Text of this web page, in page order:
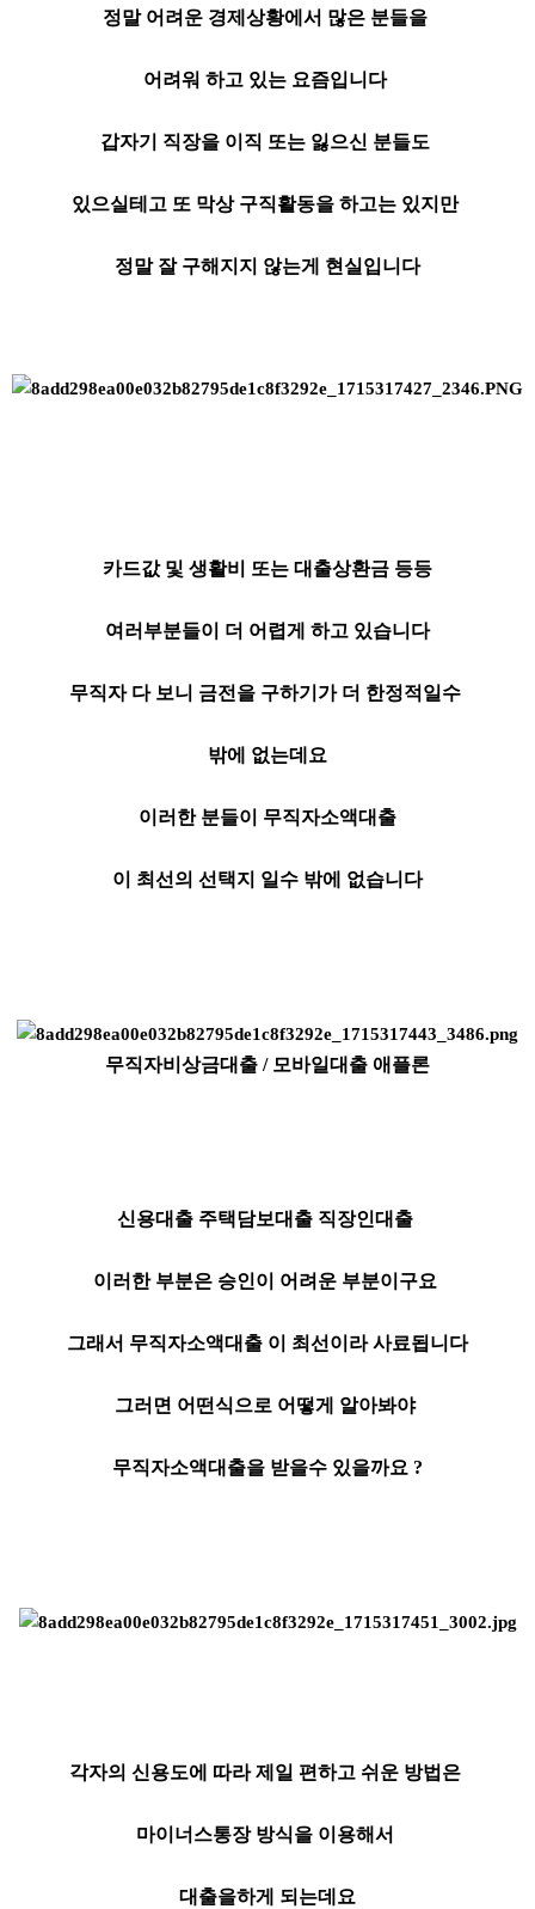
정말 어려운 경제상황에서 많은 분들을
어려워 하고 있는 요즘입니다
갑자기 직장을 이직 또는 잃으신 분들도
있으실테고 또 막상 구직활동을 하고는 있지만
정말 잘 구해지지 않는게 현실입니다
카드값 및 생활비 또는 대출상환금 등등
여러부분들이 더 어렵게 하고 있습니다
무직자 다 보니 금전을 구하기가 더 한정적일수
밖에 없는데요
이러한 분들이 무직자소액대출
이 최선의 선택지 일수 밖에 없습니다
무직자비상금대출 / 모바일대출 애플론
신용대출 주택담보대출 직장인대출
이러한 부분은 승인이 어려운 부분이구요
그래서 무직자소액대출 이 최선이라 사료됩니다
그러면 어떤식으로 어떻게 알아봐야
무직자소액대출을 받을수 있을까요 ?
각자의 신용도에 따라 제일 편하고 쉬운 방법은
마이너스통장 방식을 이용해서
대출을하게 되는데요